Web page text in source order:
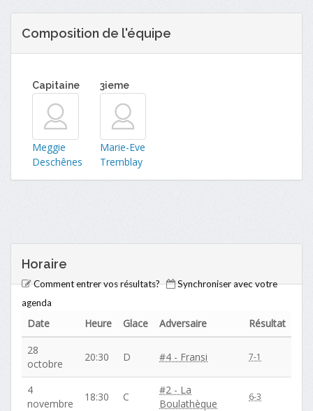
Composition de l'équipe
Capitaine
Meggie
Deschênes
3ieme
Marie-Eve
Tremblay
Horaire
Comment entrer vos résultats?
Synchroniser avec votre
agenda
Date Heure Glace Adversaire
Résultat
28
octobre
20:30 D #4 - Fransi 7-1
4
novembre
18:30 C
#2 - La
Boulathèque
6-3